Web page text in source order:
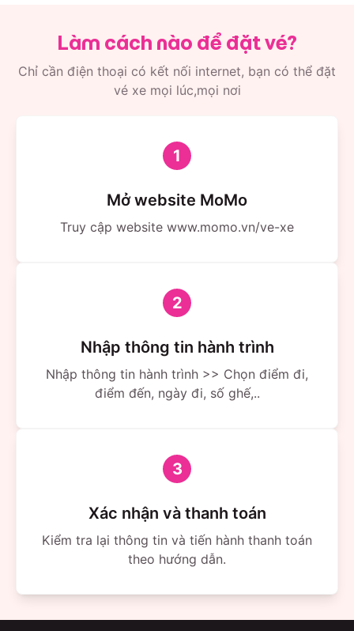
Làm cách nào để đặt vé?
Chỉ cần điện thoại có kết nối internet, bạn có thể đặt
vé xe mọi lúc,mọi nơi
1
Mở website MoMo
Truy cập website www.momo.vn/ve-xe
2
Nhập thông tin hành trình
Nhập thông tin hành trình >> Chọn điểm đi,
điểm đến, ngày đi, số ghế,..
3
Xác nhận và thanh toán
Kiểm tra lại thông tin và tiến hành thanh toán
theo hướng dẫn.